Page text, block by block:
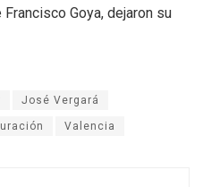
Goya, dejaron su
José Vergará
Valencia